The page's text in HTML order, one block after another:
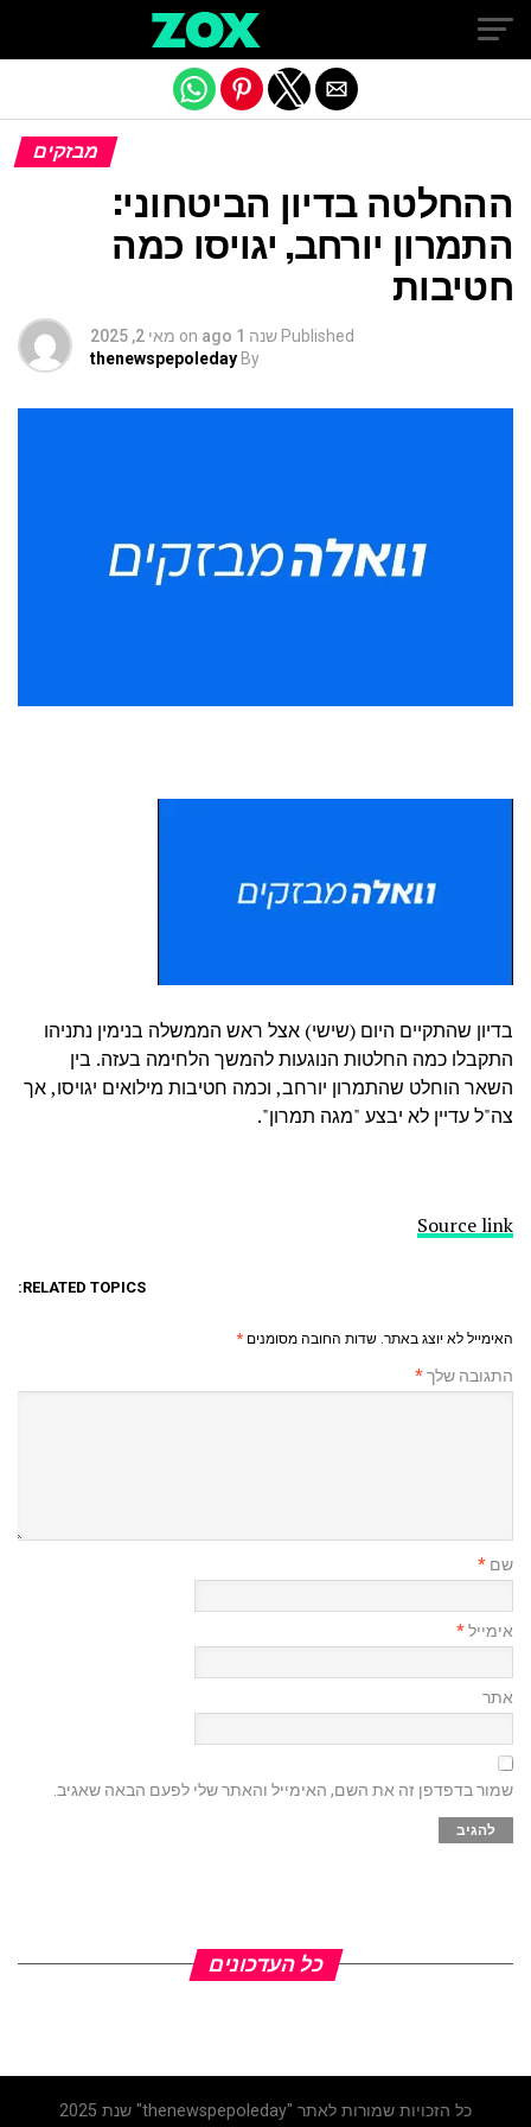
מבזקים
ההחלטה בדיון הביטחוני:
התמרון יורחב, יגויסו כמה
חטיבות
Published שנה 1 ago on מאי 2, 2025
By
thenewspepoleday
בדיון שהתקיים היום (שישי) אצל ראש הממשלה בנימין נתניהו
התקבלו כמה החלטות הנוגעות להמשך הלחימה בעזה. בין
השאר הוחלט שהתמרון יורחב, וכמה חטיבות מילואים יגויסו, אך
צה"ל עדיין לא יבצע "מגה תמרון".
Source link
RELATED TOPICS:
האימייל לא יוצג באתר. שדות החובה מסומנים *
התגובה שלך*
שם *
אימייל*
אתר
שמור בדפדפן זה את השם, האימייל והאתר שלי לפעם הבאה שאגיב.
כל העדכונים
כל הזכויות שמורות לאתר "thenewspepoleday" שנת 2025
Exit mobile version